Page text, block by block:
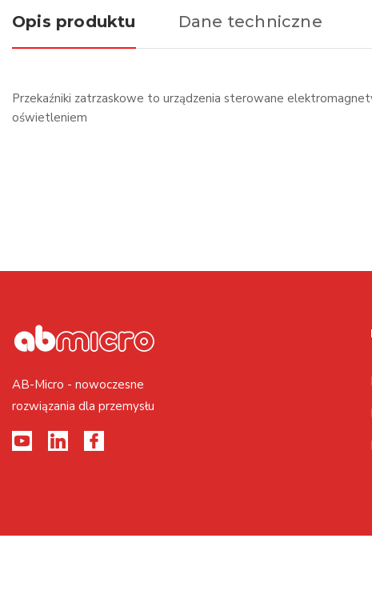
Opis produktu Dane techniczne
Przekaźniki zatrzaskowe to urządzenia sterowane
oświetleniem
AB-Micro - nowoczesne
rozwiązania dla przemysłu